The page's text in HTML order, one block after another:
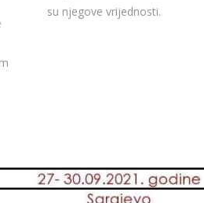
su njegove vrijednosti.